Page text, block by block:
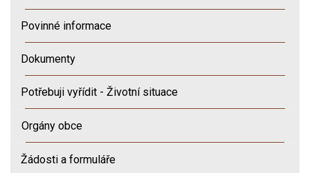
Povinné informace
Dokumenty
Potřebuji vyřídit - Životní situace
Orgány obce
Žádosti a formuláře